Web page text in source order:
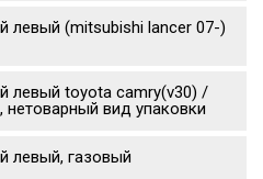
левый (mitsubishi lancer 07-)
левый toyota camry(v30) /
нетоварный вид упаковки
левый, газовый